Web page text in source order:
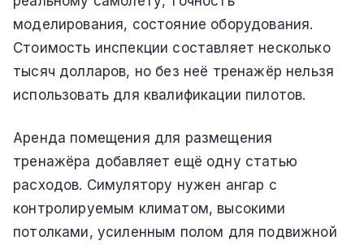
моделирования, состояние оборудования.
Стоимость инспекции составляет несколько
тысяч долларов, но без неё тренажёр нельзя
использовать для квалификации пилотов.
Аренда помещения для размещения
тренажёра добавляет ещё одну статью
расходов. Симулятору нужен ангар с
контролируемым климатом, высокими
потолками, усиленным полом для подвижной